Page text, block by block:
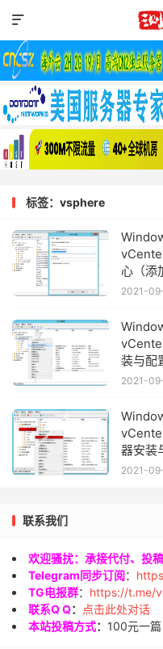

标签：vsphere
心（添
等）
2021-
装与配
2021-
器安装
2021-
联系我们
欢迎骚扰：承接代付、投稿
Telegram同步订阅：
TG电报群： https://t.me/
联系Q Q：
点击此处对话
本站投稿方式： 100元一篇